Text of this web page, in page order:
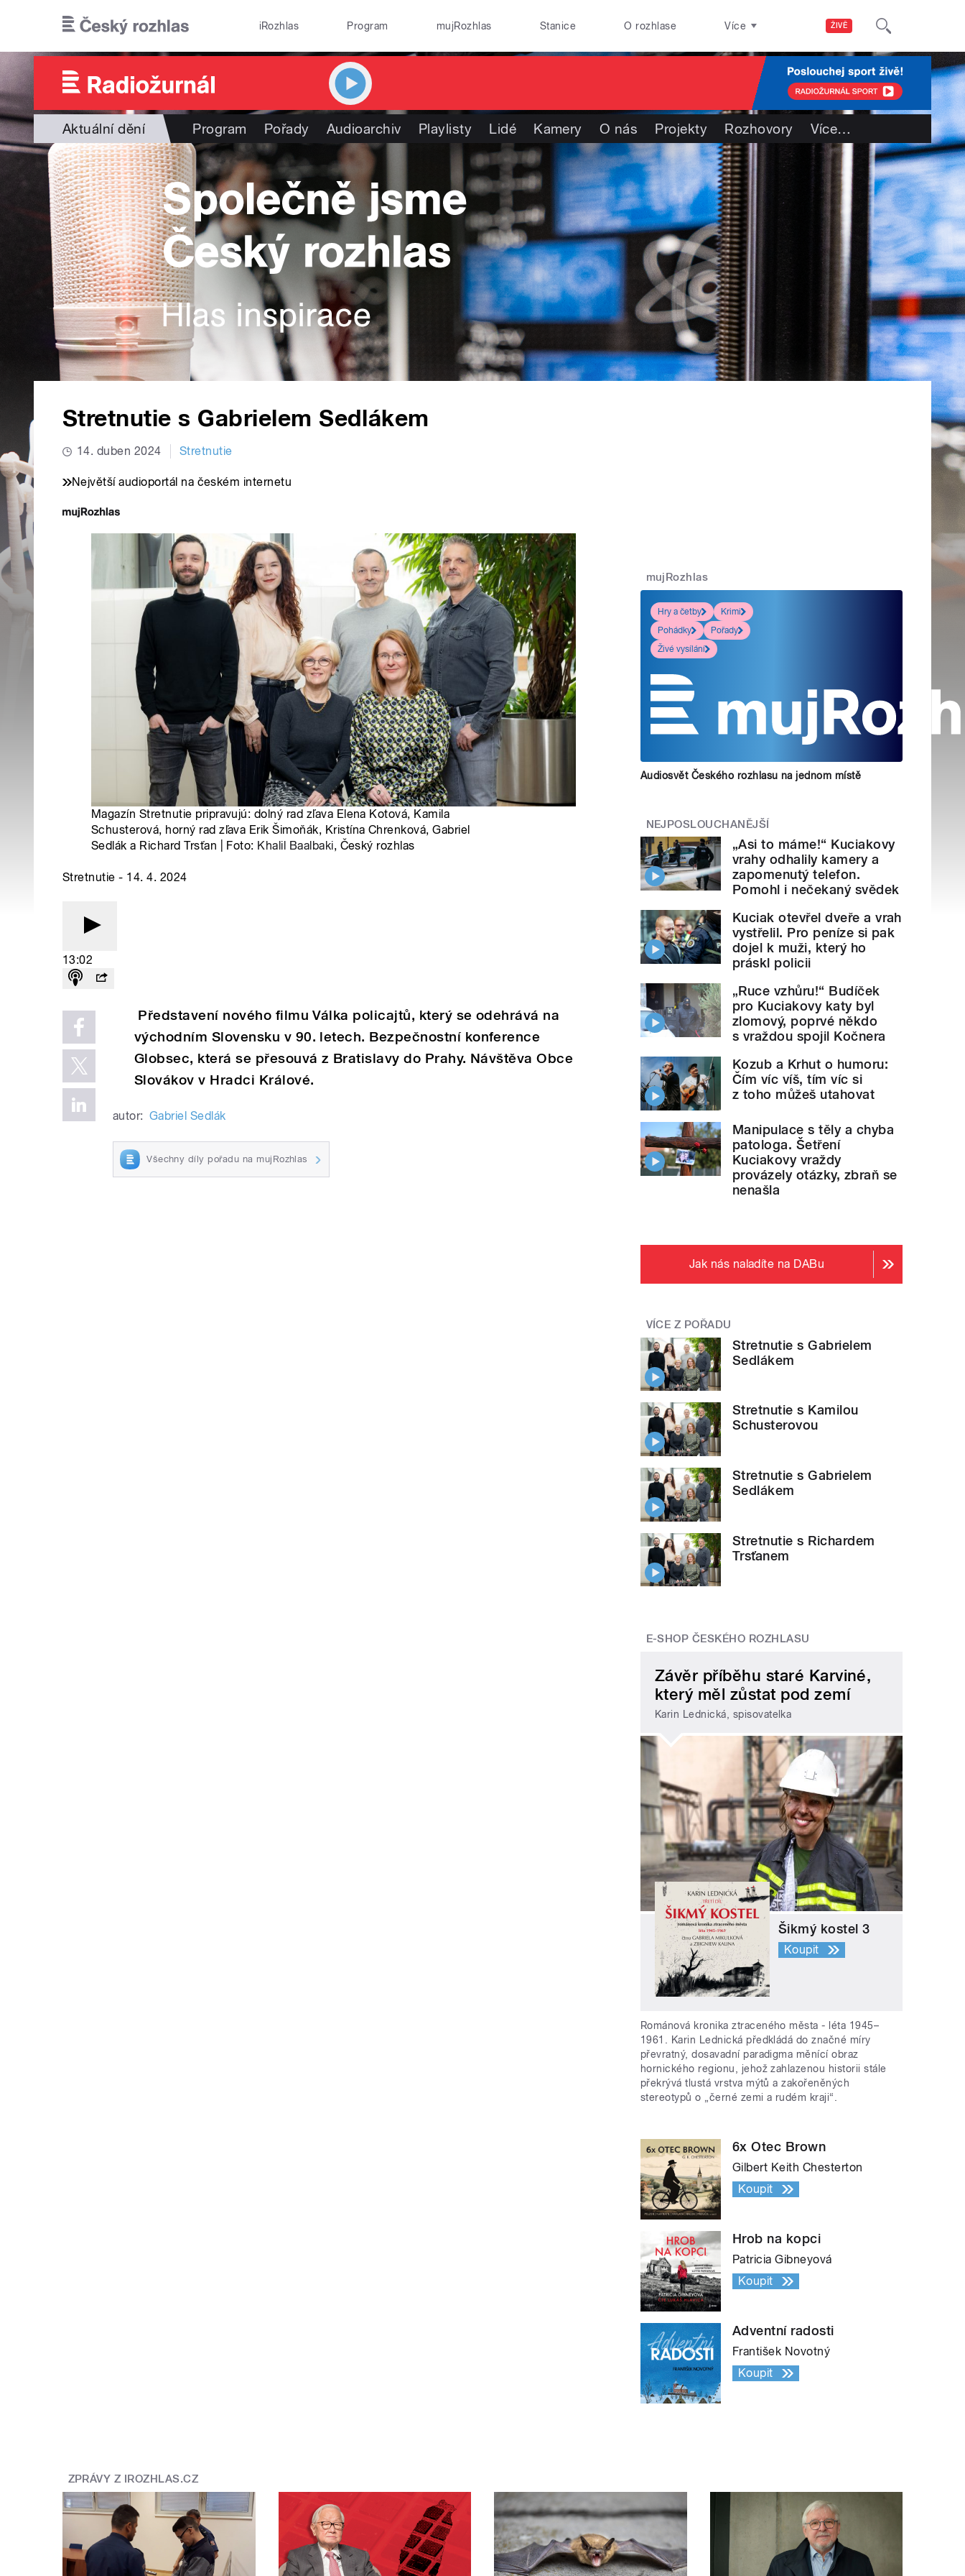
ŽIVĚ
iRozhlas Program mujRozhlas Stanice O rozhlase Více
Aktuální dění Program Pořady Audioarchiv Playlisty Lidé Kamery O nás Projekty Rozhovory Více…
Stretnutie s Gabrielem Sedlákem
14. duben 2024 Stretnutie
Největší audioportál na českém internetu
Magazín Stretnutie pripravujú: dolný rad zľava Elena Kotová, Kamila
Schusterová, horný rad zľava Erik Šimoňák, Kristína Chrenková, Gabriel
Sedlák a Richard Trsťan | Foto: Khalil Baalbaki, Český rozhlas
Stretnutie - 14. 4. 2024
13:02
Představení nového filmu Válka policajtů, který se odehrává na
východním Slovensku v 90. letech. Bezpečnostní konference
Globsec, která se přesouvá z Bratislavy do Prahy. Návštěva Obce
Slovákov v Hradci Králové.
autor: Gabriel Sedlák
Všechny díly pořadu na mujRozhlas
mujRozhlas
Hry a četby
Krimi
Pohádky
Pořady
Živé vysílání
Audiosvět Českého rozhlasu na jednom místě
NEJPOSLOUCHANĚJŠÍ
„Asi to máme!“ Kuciakovy
vrahy odhalily kamery a
zapomenutý telefon.
Pomohl i nečekaný svědek
Kuciak otevřel dveře a vrah
vystřelil. Pro peníze si pak
dojel k muži, který ho
práskl policii
„Ruce vzhůru!“ Budíček
pro Kuciakovy katy byl
zlomový, poprvé někdo
s vraždou spojil Kočnera
Kozub a Krhut o humoru:
Čím víc víš, tím víc si
z toho můžeš utahovat
Manipulace s těly a chyba
patologa. Šetření
Kuciakovy vraždy
provázely otázky, zbraň se
nenašla
Jak nás naladíte na DABu
VÍCE Z POŘADU
Stretnutie s Gabrielem
Sedlákem
Stretnutie s Kamilou
Schusterovou
Stretnutie s Gabrielem
Sedlákem
Stretnutie s Richardem
Trsťanem
E-SHOP ČESKÉHO ROZHLASU
Závěr příběhu staré Karviné,
který měl zůstat pod zemí
Karin Lednická, spisovatelka
Šikmý kostel 3
Koupit
Románová kronika ztraceného města - léta 1945–
1961. Karin Lednická předkládá do značné míry
převratný, dosavadní paradigma měnící obraz
hornického regionu, jehož zahlazenou historii stále
překrývá tlustá vrstva mýtů a zakořeněných
stereotypů o „černé zemi a rudém kraji“.
6x Otec Brown
Gilbert Keith Chesterton
Koupit
Hrob na kopci
Patricia Gibneyová
Koupit
Adventní radosti
František Novotný
Koupit
ZPRÁVY Z IROZHLAS.CZ